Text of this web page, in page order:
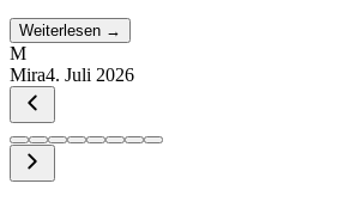
Weiterlesen →
M
Mira4. Juli 2026